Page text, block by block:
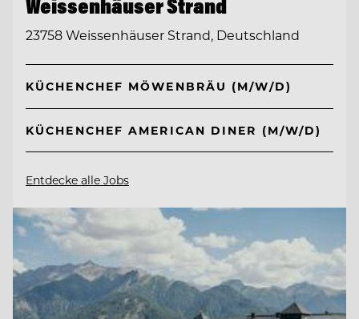
Weissenhäuser Strand
23758 Weissenhäuser Strand, Deutschland
KÜCHENCHEF MÖWENBRÄU (M/W/D)
KÜCHENCHEF AMERICAN DINER (M/W/D)
Entdecke alle Jobs